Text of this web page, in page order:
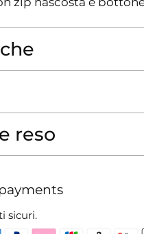
reso
sicuri.